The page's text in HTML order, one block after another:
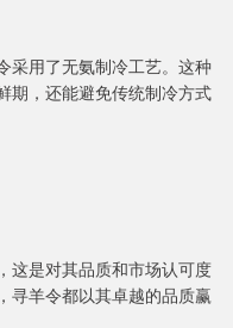
采用了无氨制冷工艺。这种
期，还能避免传统制冷方式
这是对其品质和市场认可度
寻羊令都以其卓越的品质赢